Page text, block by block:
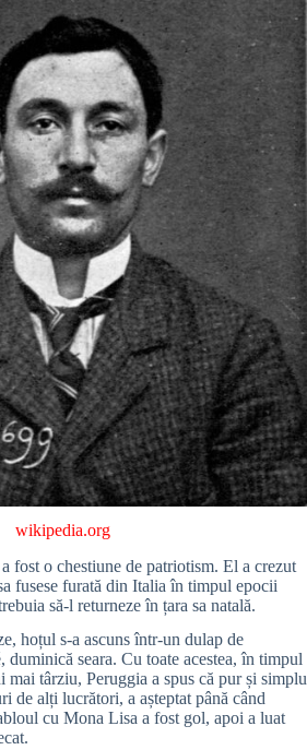
wikipedia.org
fost o chestiune de patriotism. El a crezut
fusese furată din Italia în timpul epocii
să-l returneze în țara sa natală.
hoțul s-a ascuns într-un dulap de
duminică seara. Cu toate acestea, în timpul
târziu, Peruggia a spus că pur și simplu
de alți lucrători, a așteptat până când
cu Mona Lisa a fost gol, apoi a luat